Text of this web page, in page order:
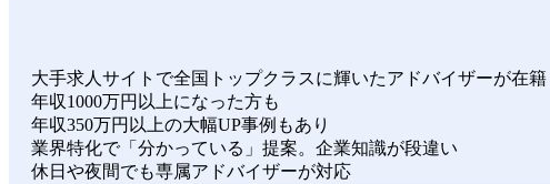
大手求人サイトで全国トップクラスに輝いたアドバイザーが在籍
年収1000万円以上になった方も
年収350万円以上の大幅UP事例もあり
業界特化で「分かっている」提案。企業知識が段違い
休日や夜間でも専属アドバイザーが対応